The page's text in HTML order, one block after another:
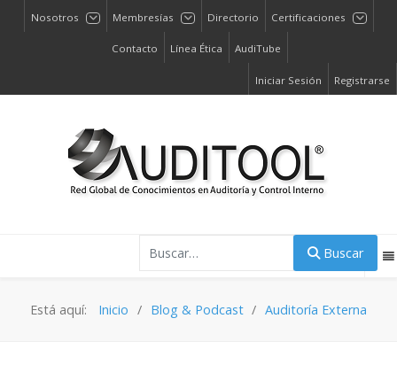
Nosotros Membresías Directorio Certificaciones
Contacto Línea Ética AudiTube
Iniciar Sesión Registrarse
Buscar
Está aquí: Inicio Blog & Podcast Auditoría Externa